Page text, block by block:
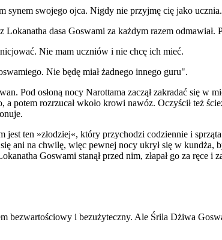
synem swojego ojca. Nigdy nie przyjmę cię jako
dasa Goswami za każdym razem odmawiał.
Nie mam uczniów i nie chcę ich mieć.
Nie będę miał żadnego innego guru".
Pod osłoną nocy Narottama zaczął zakradać się w
potem rozrzucał wkoło krowi nawóz. Oczyścił też
jest ten »złodziej«, który przychodzi codziennie i
ani na chwilę, więc pewnej nocy ukrył się w
Goswami stanął przed nim, złapał go za ręce i
bezwartościowy i bezużyteczny. Ale Śrila Dżiwa